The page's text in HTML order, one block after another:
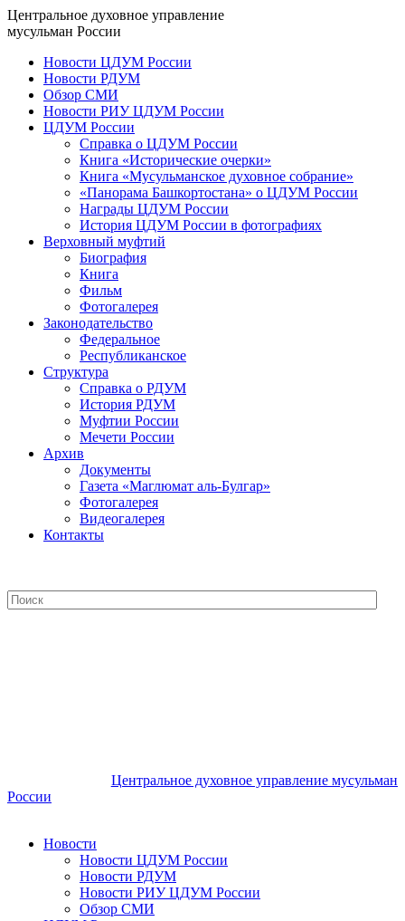
Центральное духовное управление
мусульман России
Новости ЦДУМ России
Новости РДУМ
Обзор СМИ
Новости РИУ ЦДУМ России
ЦДУМ России
Справка о ЦДУМ России
Книга «Исторические очерки»
Книга «Мусульманское духовное собрание»
«Панорама Башкортостана» о ЦДУМ России
Награды ЦДУМ России
История ЦДУМ России в фотографиях
Верховный муфтий
Биография
Книга
Фильм
Фотогалерея
Законодательство
Федеральное
Республиканское
Структура
Справка о РДУМ
История РДУМ
Муфтии России
Мечети России
Архив
Документы
Газета «Маглюмат аль-Булгар»
Фотогалерея
Видеогалерея
Контакты
Центральное духовное управление мусульман
России
Новости
Новости ЦДУМ России
Новости РДУМ
Новости РИУ ЦДУМ России
Обзор СМИ